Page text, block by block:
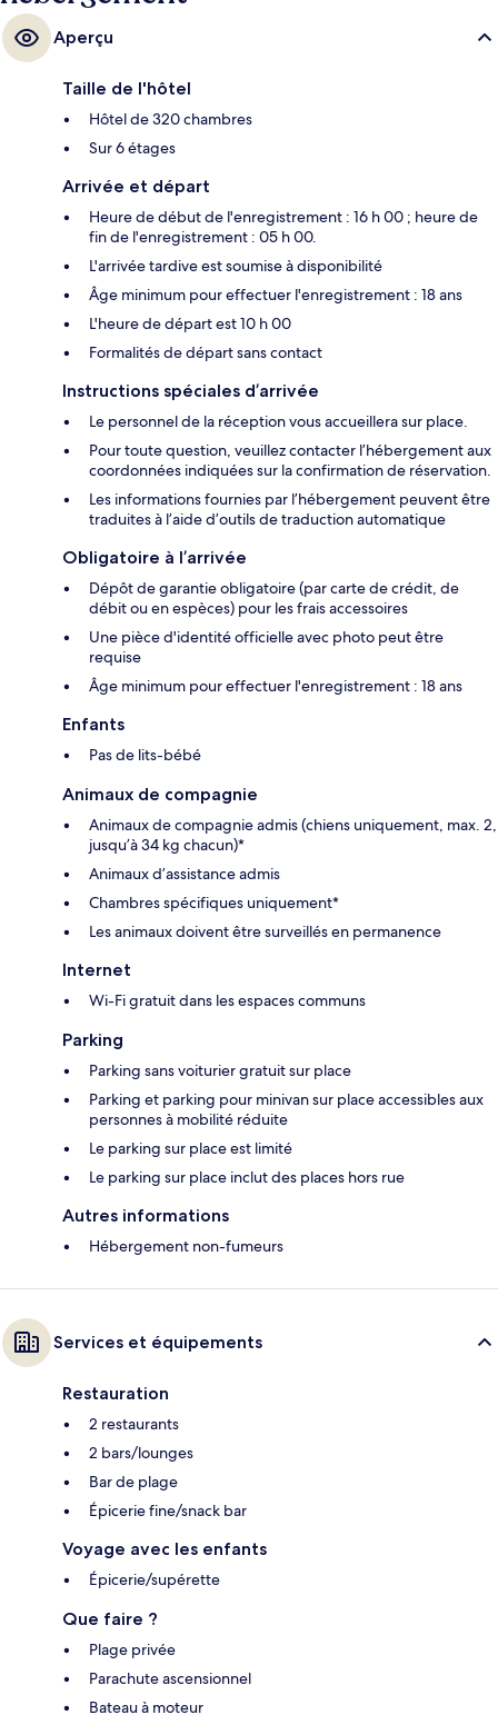
Aperçu
Taille de l'hôtel
Hôtel de 320 chambres
Sur 6 étages
Arrivée et départ
Heure de début de l'enregistrement : 16 h 00 ; heure de
fin de l'enregistrement : 05 h 00.
L'arrivée tardive est soumise à disponibilité
Âge minimum pour effectuer l'enregistrement : 18 ans
L'heure de départ est 10 h 00
Formalités de départ sans contact
Instructions spéciales d’arrivée
Le personnel de la réception vous accueillera sur place.
Pour toute question, veuillez contacter l’hébergement aux
coordonnées indiquées sur la confirmation de réservation.
Les informations fournies par l’hébergement peuvent être
traduites à l’aide d’outils de traduction automatique
Obligatoire à l’arrivée
Dépôt de garantie obligatoire (par carte de crédit, de
débit ou en espèces) pour les frais accessoires
Une pièce d'identité officielle avec photo peut être
requise
Âge minimum pour effectuer l'enregistrement : 18 ans
Enfants
Pas de lits-bébé
Animaux de compagnie
Animaux de compagnie admis (chiens uniquement, max. 2,
jusqu’à 34 kg chacun)*
Animaux d’assistance admis
Chambres spécifiques uniquement*
Les animaux doivent être surveillés en permanence
Internet
Wi-Fi gratuit dans les espaces communs
Parking
Parking sans voiturier gratuit sur place
Parking et parking pour minivan sur place accessibles aux
personnes à mobilité réduite
Le parking sur place est limité
Le parking sur place inclut des places hors rue
Autres informations
Hébergement non-fumeurs
Services et équipements
Restauration
2 restaurants
2 bars/lounges
Bar de plage
Épicerie fine/snack bar
Voyage avec les enfants
Épicerie/supérette
Que faire ?
Plage privée
Parachute ascensionnel
Bateau à moteur